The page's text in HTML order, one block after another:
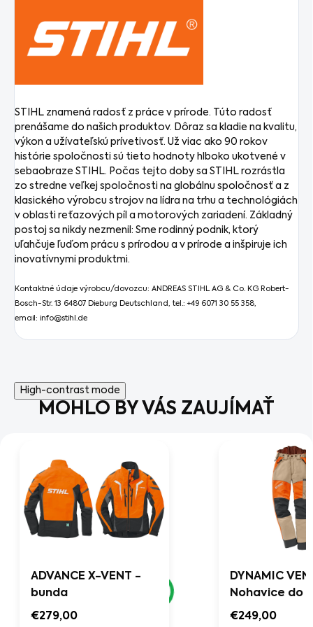
STIHL znamená radosť z práce v prírode. Túto radosť
prenášame do našich produktov. Dôraz sa kladie na kvalitu,
výkon a užívateľskú prívetivosť. Už viac ako 90 rokov
histórie spoločnosti sú tieto hodnoty hlboko ukotvené v
sebaobraze STIHL. Počas tejto doby sa STIHL rozrástla
zo stredne veľkej spoločnosti na globálnu spoločnosť a z
klasického výrobcu strojov na lídra na trhu a technológiách
v oblasti reťazových píl a motorových zariadení. Základný
postoj sa nikdy nezmenil: Sme rodinný podnik, ktorý
uľahčuje ľuďom prácu s prírodou a v prírode a inšpiruje ich
inovatívnymi produktmi.
Kontaktné údaje výrobcu/dovozcu: ANDREAS STIHL AG & Co. KG Robert-
Bosch-Str. 13 64807 Dieburg Deutschland, tel.: +49 6071 30 55 358,
email: info@stihl.de
High-contrast mode
MOHLO BY VÁS ZAUJÍMAŤ
ADVANCE X-VENT -
bunda
€279,00
DYNAMIC
Nohavice do
€249,00